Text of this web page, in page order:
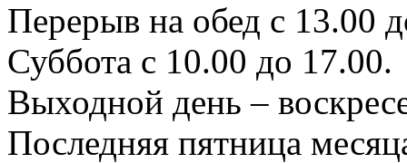
Перерыв на обед с 13.00
Суббота с 10.00 до 17.00.
Выходной день –
Последняя пятница